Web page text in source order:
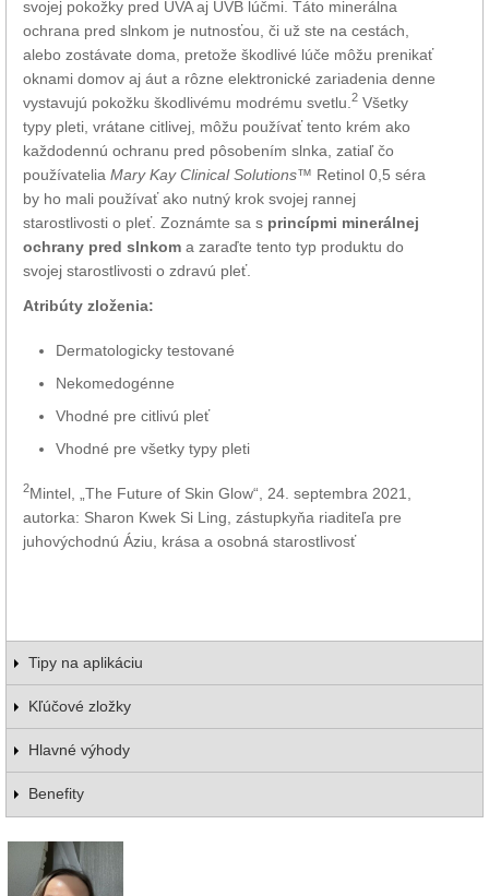
svojej pokožky pred UVA aj UVB lúčmi. Táto minerálna
ochrana pred slnkom je nutnosťou, či už ste na cestách,
alebo zostávate doma, pretože škodlivé lúče môžu prenikať
oknami domov aj áut a rôzne elektronické zariadenia denne
vystavujú pokožku škodlivému modrému svetlu. 2 Všetky
typy pleti, vrátane citlivej, môžu používať tento krém ako
každodennú ochranu pred pôsobením slnka, zatiaľ čo
používatelia Mary Kay Clinical Solutions™ Retinol 0,5 séra
by ho mali používať ako nutný krok svojej rannej
starostlivosti o pleť. Zoznámte sa s princípmi minerálnej
ochrany pred slnkom a zaraďte tento typ produktu do
svojej starostlivosti o zdravú pleť.
Atribúty zloženia:
Dermatologicky testované
Nekomedogénne
Vhodné pre citlivú pleť
Vhodné pre všetky typy pleti
2Mintel, „The Future of Skin Glow“, 24. septembra 2021,
autorka: Sharon Kwek Si Ling, zástupkyňa riaditeľa pre
juhovýchodnú Áziu, krása a osobná starostlivosť
Tipy na aplikáciu
Kľúčové zložky
Hlavné výhody
Benefity